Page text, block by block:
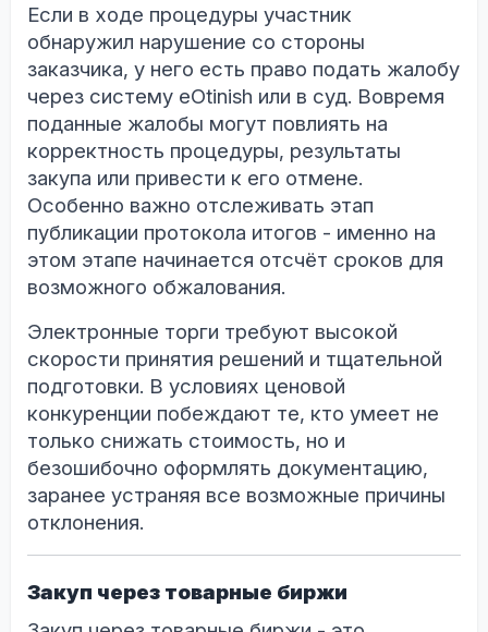
Если в ходе процедуры участник
обнаружил нарушение со стороны
заказчика, у него есть право подать жалобу
через систему eOtinish или в суд. Вовремя
поданные жалобы могут повлиять на
корректность процедуры, результаты
закупа или привести к его отмене.
Особенно важно отслеживать этап
публикации протокола итогов - именно на
этом этапе начинается отсчёт сроков для
возможного обжалования.
Электронные торги требуют высокой
скорости принятия решений и тщательной
подготовки. В условиях ценовой
конкуренции побеждают те, кто умеет не
только снижать стоимость, но и
безошибочно оформлять документацию,
заранее устраняя все возможные причины
отклонения.
Закуп через товарные биржи